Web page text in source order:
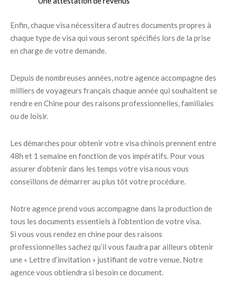
Enfin, chaque visa nécessitera d’autres documents propres à
chaque type de visa qui vous seront spécifiés lors de la prise
en charge de votre demande.
Depuis de nombreuses années, notre agence accompagne des
milliers de voyageurs français chaque année qui souhaitent se
rendre en Chine pour des raisons professionnelles, familiales
ou de loisir.
Les démarches pour obtenir votre visa chinois prennent entre
48h et 1 semaine en fonction de vos impératifs. Pour vous
assurer d’obtenir dans les temps votre visa nous vous
conseillons de démarrer au plus tôt votre procédure.
Notre agence prend vous accompagne dans la production de
tous les documents essentiels à l’obtention de votre visa.
Si vous vous rendez en chine pour des raisons
professionnelles sachez qu’il vous faudra par ailleurs obtenir
une « Lettre d’invitation » justifiant de votre venue. Notre
agence vous obtiendra si besoin ce document.